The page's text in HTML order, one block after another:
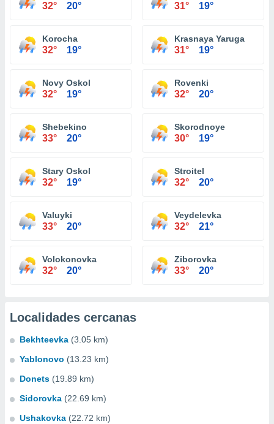
32° 20° 31° 19°
Korocha
32° 19°
Krasnaya Yaruga
31° 19°
Novy Oskol
32° 19°
Rovenki
32° 20°
Shebekino
33° 20°
Skorodnoye
30° 19°
Stary Oskol
32° 19°
Stroitel
32° 20°
Valuyki
33° 20°
Veydelevka
32° 21°
Volokonovka
32° 20°
Ziborovka
33° 20°
Localidades cercanas
Bekhteevka (3.05 km)
Yablonovo (13.23 km)
Donets (19.89 km)
Sidorovka (22.69 km)
Ushakovka (22.72 km)